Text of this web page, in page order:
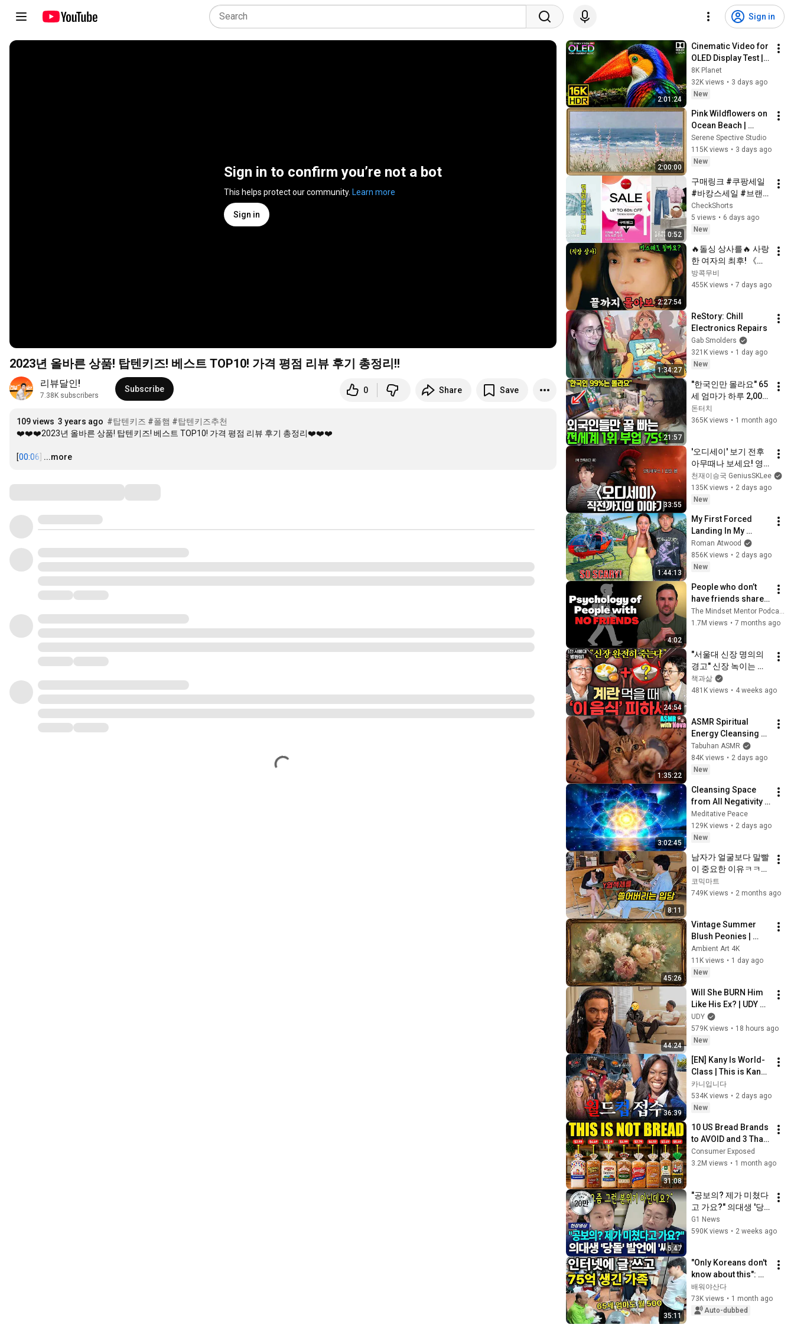
Sign in
Sign in to confirm you’re not a bot
This helps protect our community. Learn more
Sign in
2023년 올바른 상품! 탑텐키즈! 베스트 TOP10! 가격 평점 리뷰 후기 총정리!!
리뷰달인!
7.38K subscribers
Subscribe 0 Share Save
109 views 3 years ago #탑텐키즈 #폴햄 #탑텐키즈추천
❤️❤️❤️2023년 올바른 상품! 탑텐키즈! 베스트 TOP10! 가격 평점 리뷰 후기 총정리❤️❤️❤️
[00:06 …
...more
2:01:24
Cinematic Video for
OLED Display Test |
16K HDR 240fps
Dolby Vision (4K
Video • 8K ULTRA HD
8K Planet
32K views • 3 days ago
New
2:00:00
Pink Wildflowers on
Ocean Beach |
Vintage Coastal
Seascape Oil
Painting | 4K
Screensaver
Serene Spective Studio
115K views • 3 days ago
New
0:52
구매링크 #쿠팡세일
#바캉스세일 #브랜
드세일 #럭셔리패션
#슈즈 #가방 #스포츠
웨어 #키즈옷 #어린
CheckShorts
5 views • 6 days ago
New
2:27:54
🔥돌싱 상사를🔥 사랑
한 여자의 최후! 《내
일도 출근》 처음부터
끝까지
방콕무비
455K views • 7 days ago
1:34:27
ReStory: Chill
Electronics Repairs
Gab Smolders
321K views • 1 day ago
New
21:57
"한국인만 몰라요" 65
세 엄마가 하루 2,000
달러 버는 기적의 전
세계 1등 부업
돈터치
365K views • 1 month ago
33:55
'오디세이' 보기 전후
아무때나 보세요! 영
화의 프리퀄이라 할
수 있는 일리아스 이
야기 간단 정리!
천재이승국 GeniusSKLee
135K views • 2 days ago
New
1:44:13
My First Forced
Landing In My
Helicopter. Very
Scary Experience
But Everyone Is
Roman Atwood
856K views • 2 days ago
New
4:02
People who don’t
have friends share
these five
personality traits
1.7M views • 7 months ago
24:54
"서울대 신장 명의의
경고" 신장 녹이는 최
악의 음식 조합 ㅣ Ep.
책과사람 113 (김연수
책과삶
481K views • 4 weeks ago
1:35:22
ASMR Spiritual
Energy Cleansing
with My Cat 🐾
Purring & Reiki for
Sleep & Stress
Tabuhan ASMR
84K views • 2 days ago
New
3:02:45
Cleansing Space
from All Negativity -
Deep Energy
Clearing and
Protection - 417Hz
Meditative Peace
129K views • 2 days ago
New
8:11
남자가 얼굴보다 말빨
이 중요한 이유ㅋㅋㅋ
ㅋㅋㅋㅋㅋㅋㅋㅋㅋ
ㅋㅋㅋㅋㅋㅋ
코믹마트
749K views • 2 months ago
45:26
Vintage Summer
Blush Peonies |
Floral Oil Painting |
Frame TV Art 4K
Screensaver
Ambient Art 4K
11K views • 1 day ago
New
44:24
Will She BURN Him
Like His Ex? | UDY
Loyalty Test
UDY
579K views • 18 hours ago
New
36:39
[EN] Kany Is World-
Class | This is Kany |
EP.05
카니입니다
534K views • 2 days ago
New
31:08
10 US Bread Brands
to AVOID and 3 That
Are Actually Safe
Consumer Exposed
3.2M views • 1 month ago
5:47
"공보의? 제가 미쳤다
고 가요?" 의대생 '당
돌' 발언에 '싸늘'  [G1
현장영상]
G1 News
590K views • 2 weeks ago
35:11
"Only Koreans don't
know about this":
How I made 7.5
billion won with the
world's #1 side
배워야산다
73K views • 1 month ago
Auto-dubbed